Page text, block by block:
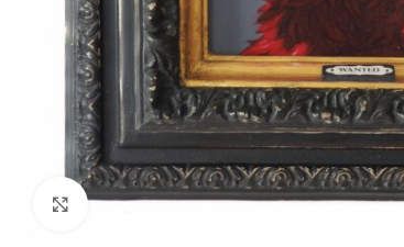
Click para hacer zoom